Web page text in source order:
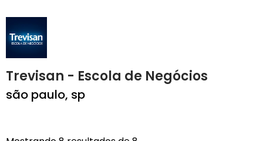
Trevisan - Escola de Negócios
são paulo, sp